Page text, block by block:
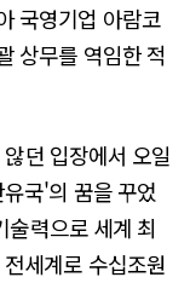
국영기업 아람코
상무를 역임한 적
던 입장에서 오일
국'의 꿈을 꾸었
력으로 세계 최
세계로 수십조원